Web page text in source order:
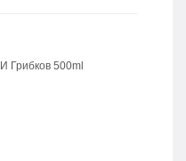
Грибков 500ml